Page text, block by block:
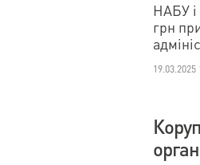
НАБУ і
грн
19.03.2025